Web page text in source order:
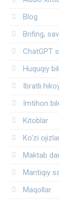
Blog
Brifing,
ChatGPT
Huquqiy
Ibratli
Imtihon
Kitoblar
Ko‘zi
Maktab
Mantiqiy
Maqollar